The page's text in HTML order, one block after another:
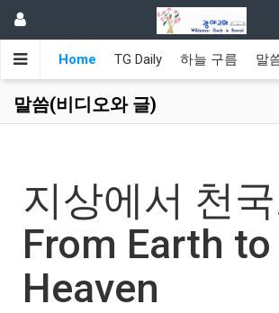
Home TG Daily 하늘 구름 말
말씀(비디오와 글)
지상에서 천
From Earth to
Heaven